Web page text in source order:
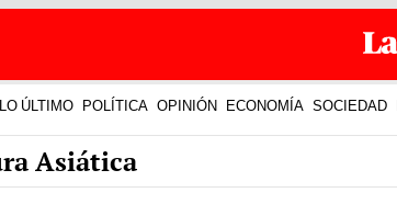
LO ÚLTIMO POLÍTICA OPINIÓN ECONOMÍA SOCIEDAD
Asiática